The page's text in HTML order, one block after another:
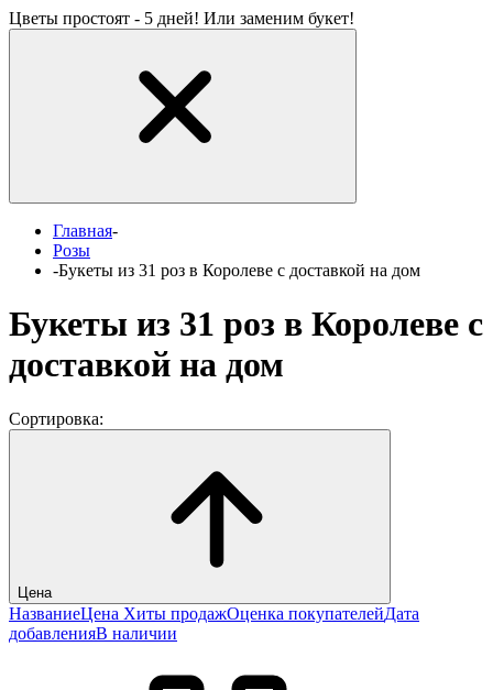
Цветы простоят - 5 дней! Или заменим букет!
Главная-
Розы
-Букеты из 31 роз в Королеве с доставкой на дом
Букеты из 31 роз в Королеве с
доставкой на дом
Сортировка:
Цена
НазваниеЦена Хиты продажОценка покупателейДата
добавленияВ наличии